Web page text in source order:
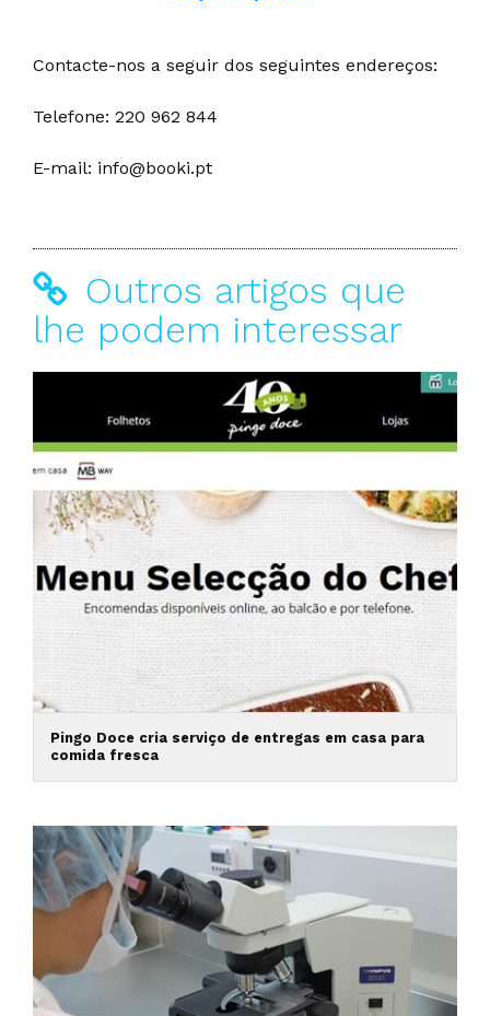
Contacte-nos a seguir dos seguintes endereços:
Telefone: 220 962 844
E-mail: info@booki.pt
Outros artigos que
lhe podem interessar
Pingo Doce cria serviço de entregas em casa para
comida fresca